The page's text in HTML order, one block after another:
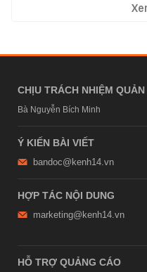
CHỊU TRÁCH NHIỆM
Bà Nguyễn Bích Minh
Ý KIẾN BÀI VIẾT
bandoc@kenh14.vn
HỢP TÁC NỘI DUNG
marketing@kenh14.vn
HỖ TRỢ QUẢNG CÁO